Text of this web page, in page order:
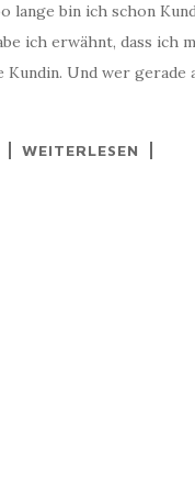
bin ich schon
ich erwähnt, dass ich
Und wer gerade
WEITERLESEN